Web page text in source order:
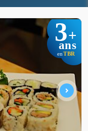
3+
ans
en TBR